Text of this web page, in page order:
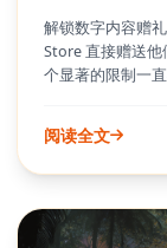
解锁数字内容赠
Store 直接赠送
个显著的限制一
中获取虚拟货币
无法作为礼物赠
距，使用户不仅
阅读全文